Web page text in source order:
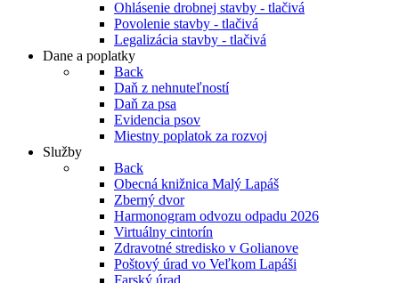
Ohlásenie drobnej stavby - tlačivá
Povolenie stavby - tlačivá
Legalizácia stavby - tlačivá
Dane a poplatky
Back
Daň z nehnuteľností
Daň za psa
Evidencia psov
Miestny poplatok za rozvoj
Služby
Back
Obecná knižnica Malý Lapáš
Zberný dvor
Harmonogram odvozu odpadu 2026
Virtuálny cintorín
Zdravotné stredisko v Golianove
Poštový úrad vo Veľkom Lapáši
Farský úrad